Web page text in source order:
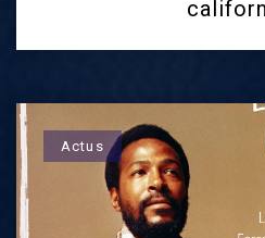
Actus